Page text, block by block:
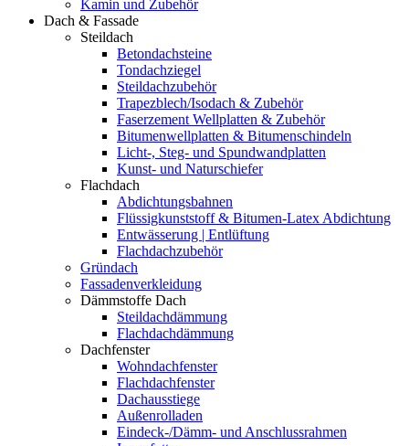
Kamin und Zubehör
Dach & Fassade
Steildach
Betondachsteine
Tondachziegel
Steildachzubehör
Trapezblech/Isodach & Zubehör
Faserzement Wellplatten & Zubehör
Bitumenwellplatten & Bitumenschindeln
Licht-, Steg- und Spundwandplatten
Kunst- und Naturschiefer
Flachdach
Abdichtungsbahnen
Flüssigkunststoff & Bitumen-Latex Abdichtung
Entwässerung | Entlüftung
Flachdachzubehör
Gründach
Fassadenverkleidung
Dämmstoffe Dach
Steildachdämmung
Flachdachdämmung
Dachfenster
Wohndachfenster
Flachdachfenster
Dachausstiege
Außenrolladen
Eindeck-/Dämm- und Anschlussrahmen